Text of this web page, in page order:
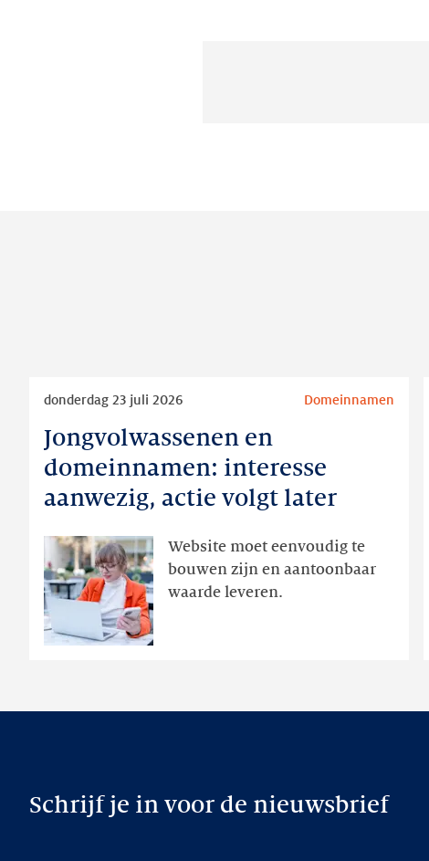
Jongvolwassenen en
domeinnamen: interesse
aanwezig, actie volgt later
donderdag 23 juli 2026 Domeinnamen
Website moet eenvoudig te
bouwen zijn en aantoonbaar
waarde leveren.
Jongvolwassenen
domeinnamen:
interesse
volgt
later
Schrijf je in voor de nieuwsbrief